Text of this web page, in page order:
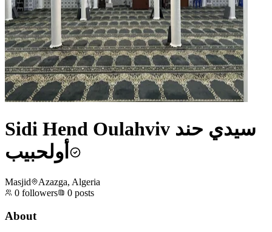
Sidi Hend Oulahviv سيدي حند
أولحبيب
Masjid
Azazga, Algeria
0 followers 0 posts
About